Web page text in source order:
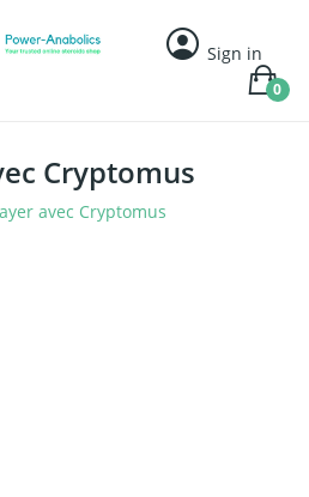
Sign in
0
Cryptomus
avec Cryptomus